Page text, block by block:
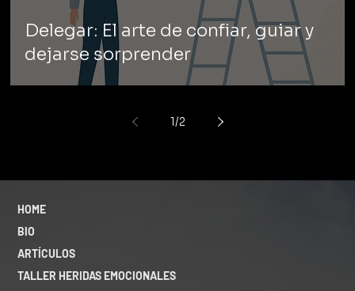
Delegar: El arte de confiar, guiar y
dejarse sorprender
1/2
HOME
BIO
ARTÍCULOS
TALLER HERIDAS EMOCIONALES